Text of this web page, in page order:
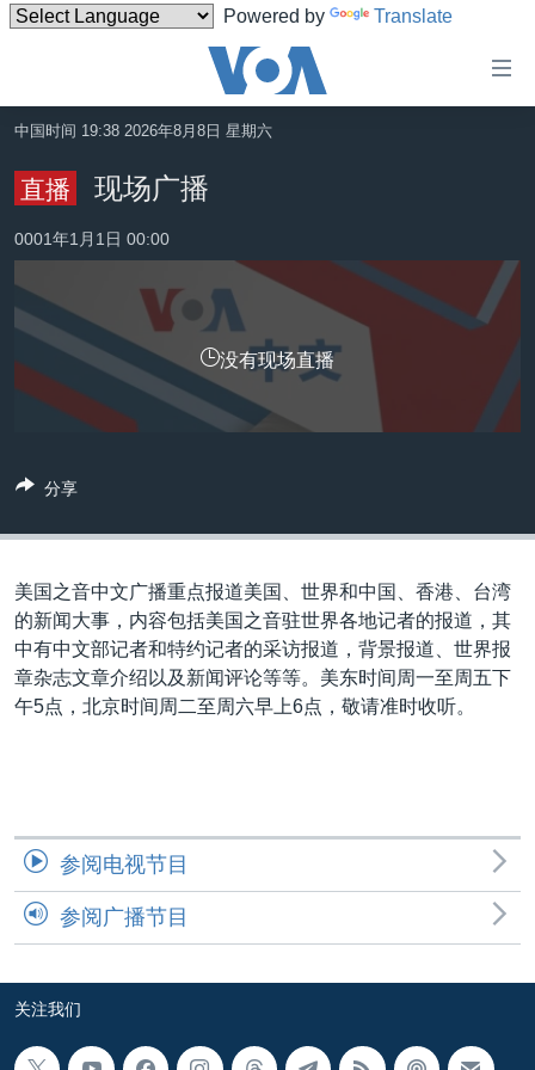
Powered by Translate
碍
链
接
跳
转
到
航
检
索
美国
中国
台湾
港澳
国际
最新国际新闻
中东
欧洲
非洲
美洲
全球议题
分类新闻
人权·法律·宗教
科教·文娱·体健
军事
劳工
环境
热点专题
白宫要闻
国会报道
美中关系
美国建国250周年
埃博拉疫情
台海两岸关系
南中国海争端
关注西藏
GEN Z 看美国
VOA视频
VOA今日焦点
中文广播
关注我们
其他语言网站
中国时间 19:38 2026年8月8日 星期六
直播 现场广播
0001年1月1日 00:00
没有现场直播
分享
美国之音中文广播重点报道美国、世界和中国、香港、台湾
的新闻大事，内容包括美国之音驻世界各地记者的报道，其
中有中文部记者和特约记者的采访报道，背景报道、世界报
章杂志文章介绍以及新闻评论等等。美东时间周一至周五下
午5点，北京时间周二至周六早上6点，敬请准时收听。
参阅电视节目
参阅广播节目
关注我们